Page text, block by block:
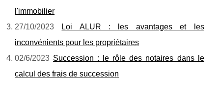
l'immobilier
27/10/2023
Loi ALUR : les avantages et les
inconvénients pour les propriétaires
02/6/2023 Succession : le rôle des notaires dans le
calcul des frais de succession